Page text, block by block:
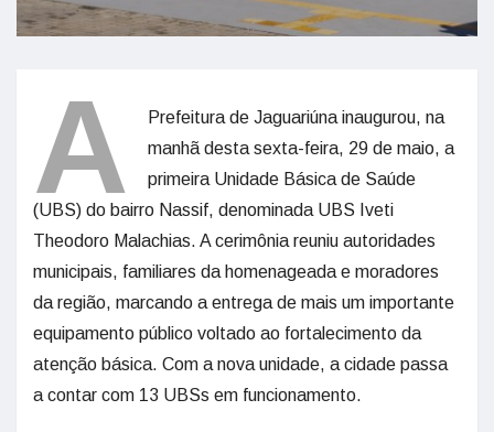
A
Prefeitura de Jaguariúna inaugurou, na
manhã desta sexta-feira, 29 de maio, a
primeira Unidade Básica de Saúde
(UBS) do bairro Nassif, denominada UBS Iveti
Theodoro Malachias. A cerimônia reuniu autoridades
municipais, familiares da homenageada e moradores
da região, marcando a entrega de mais um importante
equipamento público voltado ao fortalecimento da
atenção básica. Com a nova unidade, a cidade passa
a contar com 13 UBSs em funcionamento.